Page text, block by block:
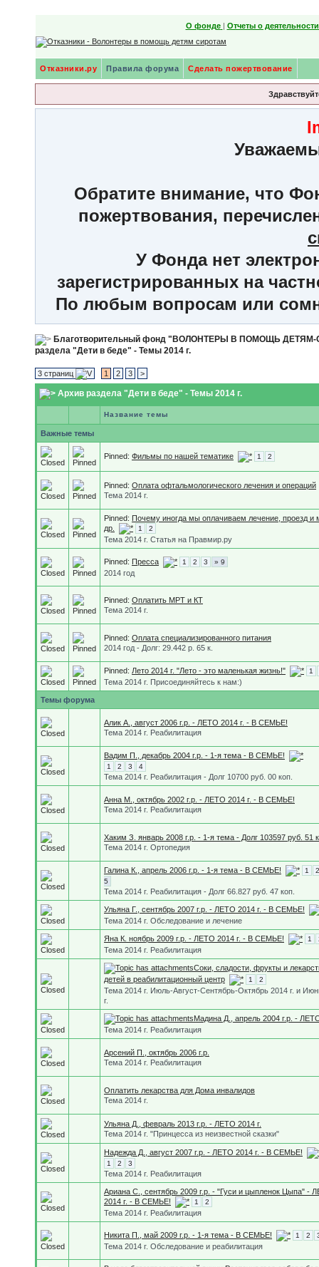
О фонде | Отчеты о
Отказники.ру Правила форума Сделать пожертвование
Обратите внимание, что
пожертвования,
У Фонда нет
зарегистрированных на
По любым вопросам или
Благотворительный фонд "ВОЛОНТЕРЫ В ПОМОЩЬ
раздела "Дети в беде" - Темы 2014 г.
3 страниц 1 2 3 >
Архив раздела "Дети в беде" - Темы 2014 г.
Название темы
Важные темы
Pinned: Фильмы по нашей тематике 1 2
Pinned: Оплата офтальмологического лечения и операций
Тема 2014 г.
Pinned: Почему иногда мы оплачиваем лечение, проезд и
др.
1 2
Тема 2014 г. Статья на Правмир.ру
Pinned: Пресса 1 2 3 » 9
2014 год
Pinned: Оплатить МРТ и КТ
Тема 2014 г.
Pinned: Оплата специализированного питания
2014 год - Долг: 29.442 р. 65 к.
Pinned: Лето 2014 г. "Лето - это маленькая жизнь!" 1
Тема 2014 г. Присоединяйтесь к нам:)
Темы форума
Алик А., август 2006 г.р. - ЛЕТО 2014 г. - В СЕМЬЕ!
Тема 2014 г. Реабилитация
Вадим П., декабрь 2004 г.р. - 1-я тема - В СЕМЬЕ!
1 2 3 4
Тема 2014 г. Реабилитация - Долг 10700 руб. 00 коп.
Анна М., октябрь 2002 г.р. - ЛЕТО 2014 г. - В СЕМЬЕ!
Тема 2014 г. Реабилитация
Хаким З. январь 2008 г.р. - 1-я тема - Долг 103597 руб. 51
Тема 2014 г. Ортопедия
Галина К., апрель 2006 г.р. - 1-я тема - В СЕМЬЕ! 1
2
5
Тема 2014 г. Реабилитация - Долг 66.827 руб. 47 коп.
Ульяна Г., сентябрь 2007 г.р. - ЛЕТО 2014 г. - В СЕМЬЕ!
Тема 2014 г. Обследование и лечение
Яна К. ноябрь 2009 г.р. - ЛЕТО 2014 г. - В СЕМЬЕ! 1
Тема 2014 г. Реабилитация
Соки, сладости, фрукты и
детей в реабилитационный центр
1 2
Тема 2014 г. Июль-Август-Сентябрь-Октябрь 2014 г. и
г.
Мадина Д., апрель 2004 г.р. -
Тема 2014 г. Реабилитация
Арсений П., октябрь 2006 г.р.
Тема 2014 г. Реабилитация
Оплатить лекарства для Дома инвалидов
Тема 2014 г.
Ульяна Д., февраль 2013 г.р. - ЛЕТО 2014 г.
Тема 2014 г. "Принцесса из неизвестной сказки"
Надежда Д., август 2007 г.р. - ЛЕТО 2014 г. - В СЕМЬЕ!
1 2 3
Тема 2014 г. Реабилитация
Ариана С., сентябрь 2009 г.р. - "Гуси и цыпленок Цыпа" -
2014 г. - В СЕМЬЕ!
1 2
Тема 2014 г. Реабилитация
Никита П., май 2009 г.р. - 1-я тема - В СЕМЬЕ! 1 2
Тема 2014 г. Обследование и реабилитация